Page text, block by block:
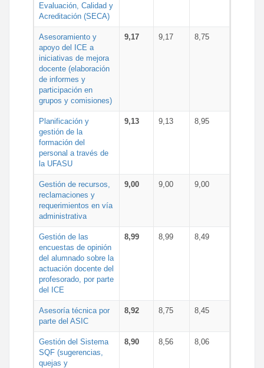
Evaluación, Calidad y
Acreditación (SECA)
Asesoramiento y
apoyo del ICE a
iniciativas de mejora
docente (elaboración
de informes y
participación en
grupos y comisiones)
9,17 9,17 8,75
Planificación y
gestión de la
formación del
personal a través de
la UFASU
9,13 9,13 8,95
Gestión de recursos,
reclamaciones y
requerimientos en vía
administrativa
9,00 9,00 9,00
Gestión de las
encuestas de opinión
del alumnado sobre la
actuación docente del
profesorado, por parte
del ICE
8,99 8,99 8,49
Asesoría técnica por
parte del ASIC
8,92 8,75 8,45
Gestión del Sistema
SQF (sugerencias,
quejas y
8,90 8,56 8,06